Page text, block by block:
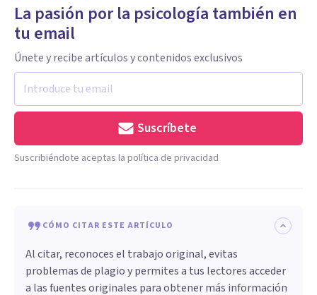
La pasión por la psicología también en
tu email
Únete y recibe artículos y contenidos exclusivos
Suscríbete
Suscribiéndote aceptas la política de privacidad
CÓMO CITAR ESTE ARTÍCULO
Al citar, reconoces el trabajo original, evitas
problemas de plagio y permites a tus lectores acceder
a las fuentes originales para obtener más información